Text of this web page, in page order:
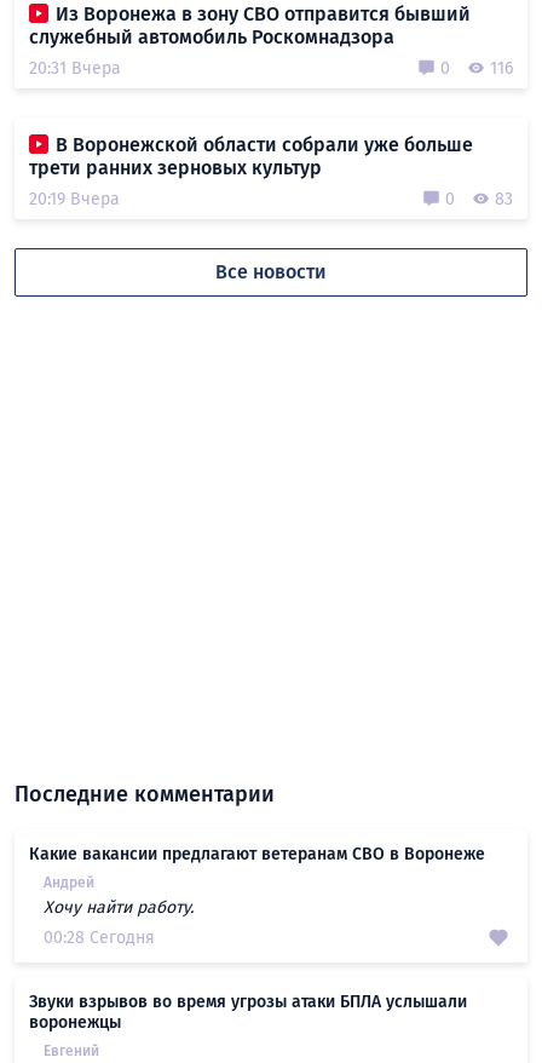
Из Воронежа в зону СВО отправится бывший
служебный автомобиль Роскомнадзора
20:31 Вчера 0 116
В Воронежской области собрали уже больше
трети ранних зерновых культур
20:19 Вчера 0 83
Все новости
Последние комментарии
Какие вакансии предлагают ветеранам СВО в Воронеже
Андрей
Хочу найти работу.
00:28 Сегодня
Звуки взрывов во время угрозы атаки БПЛА услышали
воронежцы
Евгений